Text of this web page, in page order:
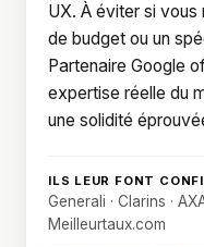
UX. À éviter si
de budget ou un
Partenaire Google
expertise réelle du
une solidité
ILS LEUR FONT
Generali · Clarins ·
Meilleurtaux.com